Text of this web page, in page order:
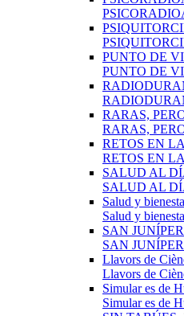
PUNTO DE
PUNTO DE
RARAS,
RARAS,
RETOS EN
RETOS EN
SALUD AL
SALUD AL
Salud y
Salud y
SAN
SAN
Llavors de
Llavors de
Simular es de
Simular es de